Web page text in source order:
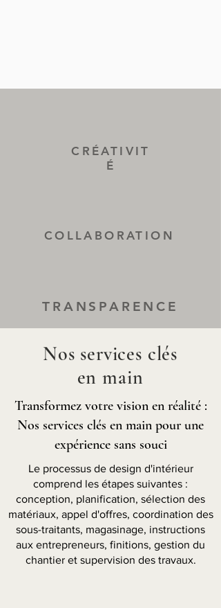
CRÉATIVIT
É
COLLABORATION
TRANSPARENCE
Nos services clés
en main
Transformez votre vision en réalité :
Nos services clés en main pour une
expérience sans souci
Le processus de design d'intérieur
comprend les étapes suivantes :
conception, planification, sélection des
matériaux, appel d'offres, coordination des
sous-traitants, magasinage, instructions
aux entrepreneurs, finitions, gestion du
chantier et supervision des travaux.